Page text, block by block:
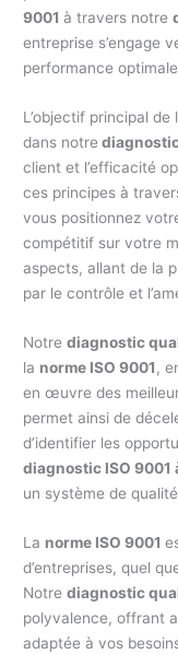
9001à travers notre
entreprise s’engage
performance
L’objectif principal de
dans notre
client et l’efficacité
ces principes à
vous positionnez
compétitif sur votre
aspects, allant de la
par le contrôle et
Notrediagnostic
la norme ISO 9001 ,
en œuvre des
permet ainsi de
d’identifier les
diagnostic ISO 9001
un système de
La norme ISO 9001
d’entreprises, quel
Notrediagnostic
polyvalence, offrant
adaptée à vos